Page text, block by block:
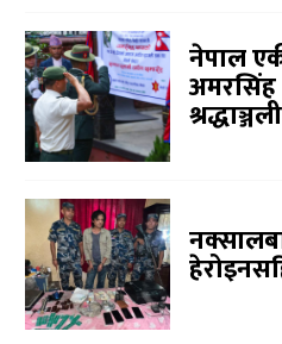
नेपाल
अमरसिंह